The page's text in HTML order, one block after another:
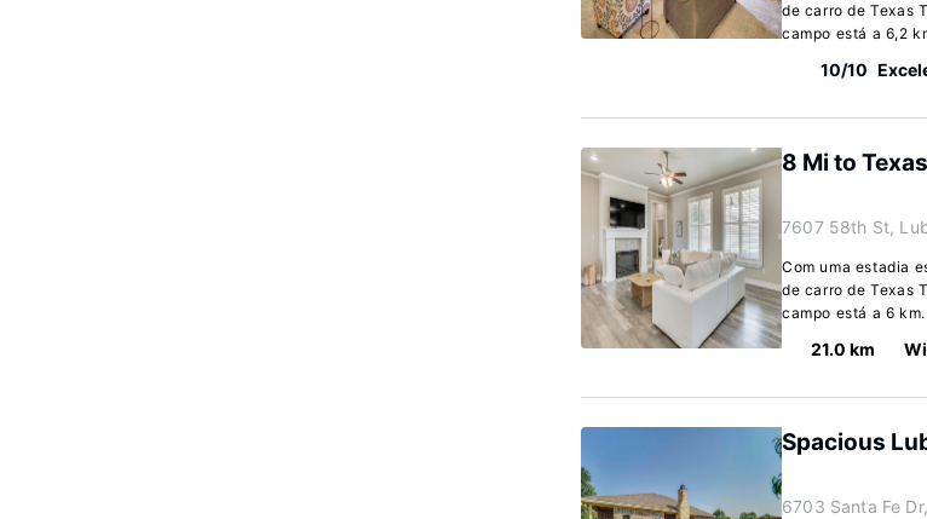
de carro de Texas
campo está a 6,2
10/10
8 Mi to
7607 58th St,
Com uma estadia
de carro de Texas
campo está a 6
21.0 km
Spacious
6703 Santa Fe